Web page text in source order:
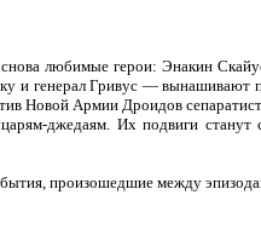
любимые герои: Энакин
и генерал Гривус — вынашивают
Новой Армии Дроидов
джедаям. Их подвиги
произошедшие между